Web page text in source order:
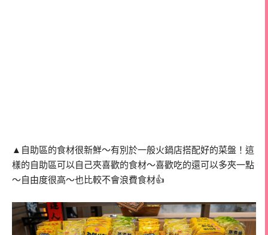
▲自助區的食材很新鮮～有別於一般火鍋店搭配好的菜盤！這
樣的自助區可以自己夾喜歡的食材～喜歡吃的還可以多夾一點
～自由度很高～也比較不會浪費食材👍